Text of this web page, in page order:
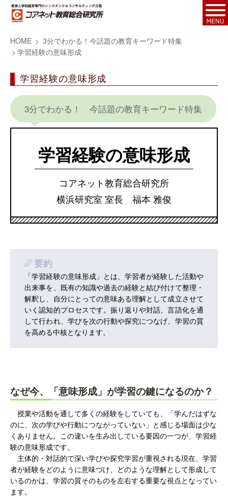
HOME
3分でわかる！今話題の教育キーワード特集
学習経験の意味形成
学習経験の意味形成
3分でわかる！ 今話題の教育キーワード特集
学習経験の意味形成
コアネット教育総合研究所
横浜研究室 室長 福本 雅俊
要約
「学習経験の意味形成」とは、学習者が経験した活動や
出来事を、既有の知識や過去の経験と結び付けて整理・
解釈し、自分にとっての意味ある理解として成立させて
いく認知的プロセスです。振り返りや対話、言語化を通
して行われ、学びを次の行動や探究につなげ、学習の質
を高める中核となります。
なぜ今、「意味形成」が学習の鍵になるのか？
授業や活動を通して多くの経験をしていても、「学んだはずな
のに、次の学びや行動につながっていない」と感じる場面は少な
くありません。この違いを生み出している要因の一つが、学習経
験の意味形成です。
主体的・対話的で深い学びや探究学習が重視される現在、学習
者が経験をどのように意味づけ、どのような理解として形成して
いるのかは、学習の質そのものを左右する重要な視点となってい
ます。